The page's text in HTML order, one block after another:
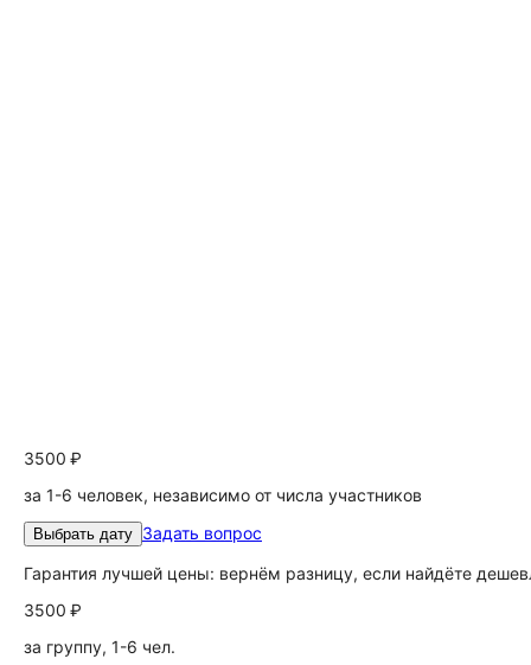
3500 ₽
за 1-6 человек, независимо от числа участников
Выбрать дату Задать вопрос
Гарантия лучшей цены: вернём разницу, если найдёте
3500 ₽
за группу, 1-6 чел.